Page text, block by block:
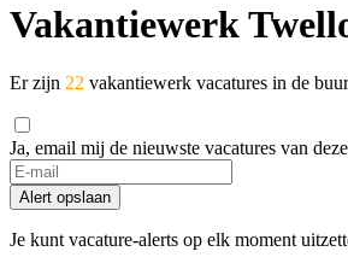
Vakantiewerk
Er zijn 22 vakantiewerk vacatures in de
Ja, email mij de nieuwste vacatures van
Alert opslaan
Je kunt vacature-alerts op elk moment